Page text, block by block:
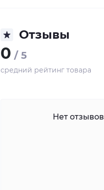
Отзывы
0 / 5
средний рейтинг товара
Нет